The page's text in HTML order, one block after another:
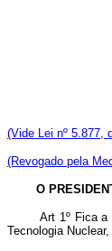
(Vide Lei nº 5.877,
(Revogado pela
O
Art 1º Fica a
Tecnologia